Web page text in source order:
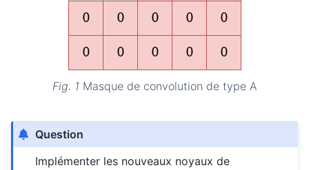
Fig. 1 Masque de convolution de type A
Question
Implémenter les nouveaux noyaux de